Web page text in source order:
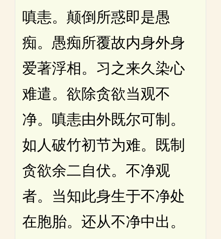
嗔恚。颠倒所惑即是愚
痴。愚痴所覆故内身外身
爱著浮相。习之来久染心
难遣。欲除贪欲当观不
净。嗔恚由外既尔可制。
如人破竹初节为难。既制
贪欲余二自伏。不净观
者。当知此身生于不净处
在胞胎。还从不净中出。